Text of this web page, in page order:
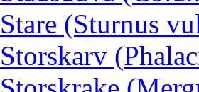
Stare (Sturnus
Storskarv